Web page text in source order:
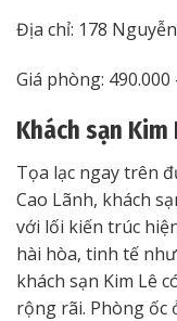
Địa chỉ: 178
Giá phòng: 490.000
Khách sạn Kim
Tọa lạc ngay trên
Cao Lãnh, khách
với lối kiến trúc
hài hòa, tinh tế
khách sạn Kim Lê
rộng rãi. Phòng ốc